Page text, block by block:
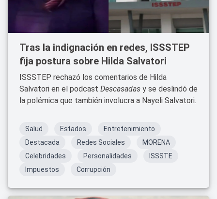
Tras la indignación en redes, ISSSTEP
fija postura sobre Hilda Salvatori
ISSSTEP rechazó los comentarios de Hilda
Salvatori en el podcast Descasadas y se deslindó de
la polémica que también involucra a Nayeli Salvatori.
Salud Estados
Entretenimiento
Destacada
Redes Sociales
MORENA
Celebridades
Personalidades
ISSSTE
Impuestos
Corrupción